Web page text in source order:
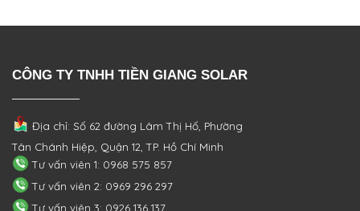
CÔNG TY TNHH TIỀN GIANG SOLAR
Địa chỉ: Số 62 đường Lâm Thị Hố, Phường
Tân Chánh Hiệp, Quận 12, TP. Hồ Chí Minh
Tư vấn viên 1: 0968 575 857
Tư vấn viên 2: 0969 296 297
Tư vấn viên 3: 0926 136 137